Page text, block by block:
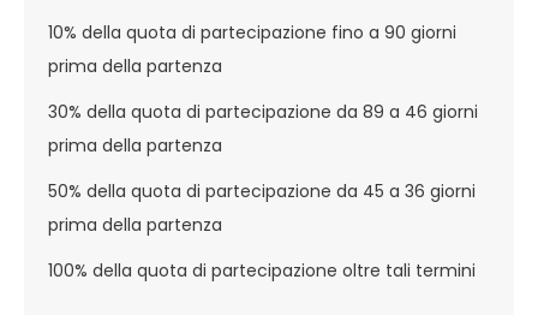
10% della quota di partecipazione fino a 90 giorni
prima della partenza
30% della quota di partecipazione da 89 a 46 giorni
prima della partenza
50% della quota di partecipazione da 45 a 36 giorni
prima della partenza
100% della quota di partecipazione oltre tali termini